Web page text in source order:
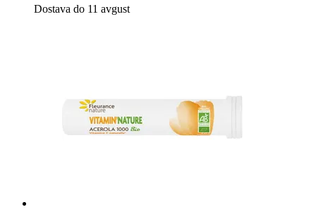
Dostava do 11 avgust